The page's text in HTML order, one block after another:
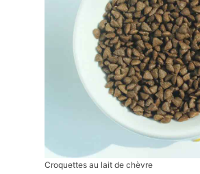
Croquettes au lait de chèvre